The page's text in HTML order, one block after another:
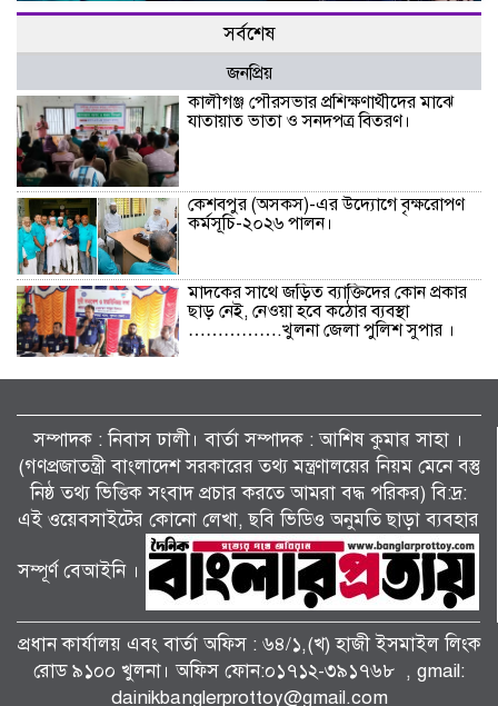
সর্বশেষ
জনপ্রিয়
কালীগঞ্জ পৌরসভার প্রশিক্ষণার্থীদের মাঝে
যাতায়াত ভাতা ও সনদপত্র বিতরণ।
কেশবপুর (অসকস)-এর উদ্যোগে বৃক্ষরোপণ
কর্মসূচি-২০২৬ পালন।
মাদকের সাথে জড়িত ব্যাক্তিদের কোন প্রকার
ছাড় নেই, নেওয়া হবে কঠোর ব্যবস্থা
…………….খুলনা জেলা পুলিশ সুপার ।
জুলাই গণঅভ্যুত্থানের দ্বিতীয় বর্ষপূর্তি উপলক্ষে
শ্যামনগরে জামায়াতের গণমিছিল ও বিক্ষোভ
সমাবেশ।
পাটকেলঘাটায় বিশেষ অভিযানে ৪ পিস
ইয়াবাসহ মাদক মামলার আসামি গ্রেপ্তার।
সম্পাদক : নিবাস ঢালী। বার্তা সম্পাদক : আশিষ কুমাৱ সাহা ।
(গণপ্রজাতন্ত্রী বাংলাদেশ সরকারের তথ্য মন্ত্রণালয়ের নিয়ম মেনে বস্তু
নিষ্ঠ তথ্য ভিত্তিক সংবাদ প্রচার করতে আমরা বদ্ধ পরিকর) বি:দ্র:
এই ওয়েবসাইটের কোনো লেখা, ছবি ভিডিও অনুমতি ছাড়া ব্যবহার
সম্পূর্ণ বেআইনি ।
প্রধান কার্যালয় এবং বার্তা অফিস : ৬৪/১,(খ) হাজী ইসমাইল লিংক
রোড ৯১০০ খুলনা। অফিস ফোন:০১৭১২-৩৯১৭৬৮ , gmail:
dainikbanglerprottoy@gmail.com